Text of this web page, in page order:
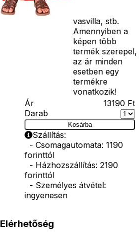
vasvilla, stb.
Amennyiben a
képen több
termék szerepel,
az ár minden
esetben egy
termékre
vonatkozik!
Ár
13190 Ft
Darab
Kosárba
Szállítás:
- Csomagautomata: 1190
forinttól
- Házhozszállítás: 2190
forinttól
- Személyes átvétel:
ingyenesen
Elérhetőség